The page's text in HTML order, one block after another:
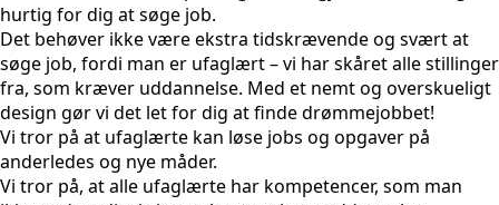
hurtig for dig at søge job.
Det behøver ikke være ekstra tidskrævende og svært at
søge job, fordi man er ufaglært – vi har skåret alle stillinger
fra, som kræver uddannelse. Med et nemt og overskueligt
design gør vi det let for dig at finde drømmejobbet!
Vi tror på at ufaglærte kan løse jobs og opgaver på
anderledes og nye måder.
Vi tror på, at alle ufaglærte har kompetencer, som man